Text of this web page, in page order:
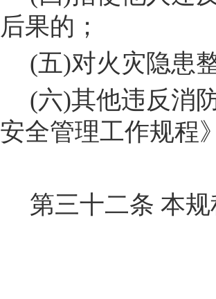
后果的；
(五)对火灾隐患
(六)其他违反消
安全管理工作规程
第三十二条 本规